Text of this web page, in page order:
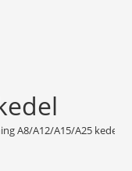
A8/A12/A15/A25 kedel